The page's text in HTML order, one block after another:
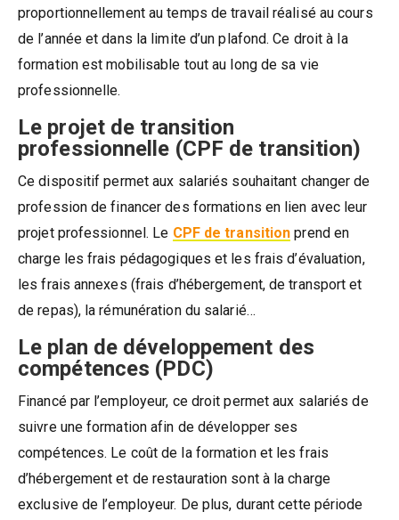
proportionnellement au temps de travail réalisé au cours
de l’année et dans la limite d’un plafond. Ce droit à la
formation est mobilisable tout au long de sa vie
professionnelle.
Le projet de transition
professionnelle (CPF de transition)
Ce dispositif permet aux salariés souhaitant changer de
profession de financer des formations en lien avec leur
projet professionnel. Le CPF de transition prend en
charge les frais pédagogiques et les frais d’évaluation,
les frais annexes (frais d’hébergement, de transport et
de repas), la rémunération du salarié…
Le plan de développement des
compétences (PDC)
Financé par l’employeur, ce droit permet aux salariés de
suivre une formation afin de développer ses
compétences. Le coût de la formation et les frais
d’hébergement et de restauration sont à la charge
exclusive de l’employeur. De plus, durant cette période